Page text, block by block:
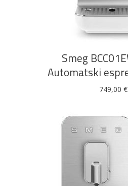
DODAJ U
Smeg
Automatski
749,00 €